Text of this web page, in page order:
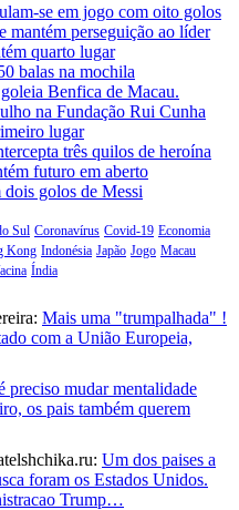
se em jogo com oito golos
perseguição ao líder
quarto lugar
balas na mochila
Benfica de Macau.
na Fundação Rui Cunha
lugar
três quilos de heroína
futuro em aberto
golos de Messi
Sul Coronavírus Covid-19 Economia
Kong Indonésia Japão Jogo Macau
Índia
Mais uma "trumpalhada" !
com a União Europeia,
preciso mudar mentalidade
os pais também querem
Um dos paises a
foram os Estados Unidos.
Trump…